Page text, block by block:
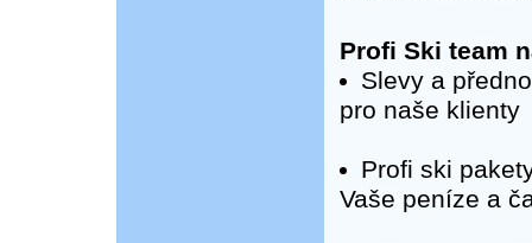
Profi Ski team
Slevy a
pro naše klienty
Profi ski
Vaše peníze a